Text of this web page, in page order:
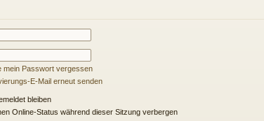
mein Passwort vergessen
E-Mail erneut senden
bleiben
Online-Status während dieser Sitzung verbergen